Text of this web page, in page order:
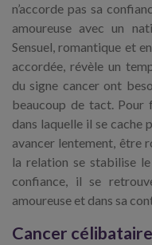
n’accorde pas sa
amoureuse avec un
Sensuel, romantique et
accordée, révèle un
du signe cancer ont
beaucoup de tact.
dans laquelle il se
avancer lentement, être
la relation se stabilise
confiance, il se
amoureuse et dans sa
Cancer célibataire